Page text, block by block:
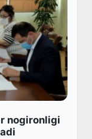
nogironligi